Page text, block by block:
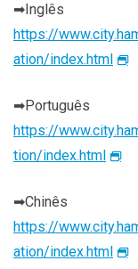
➡Inglês
https://
ation/index.html
➡Português
https://
tion/index.html
➡Chinês
https://
ation/index.html